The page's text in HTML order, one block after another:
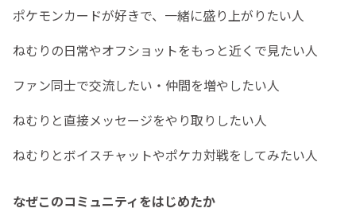
ポケモンカードが好きで、一緒に盛り上がりたい人
ねむりの日常やオフショットをもっと近くで見たい人
ファン同士で交流したい・仲間を増やしたい人
ねむりと直接メッセージをやり取りしたい人
ねむりとボイスチャットやポケカ対戦をしてみたい人
なぜこのコミュニティをはじめたか